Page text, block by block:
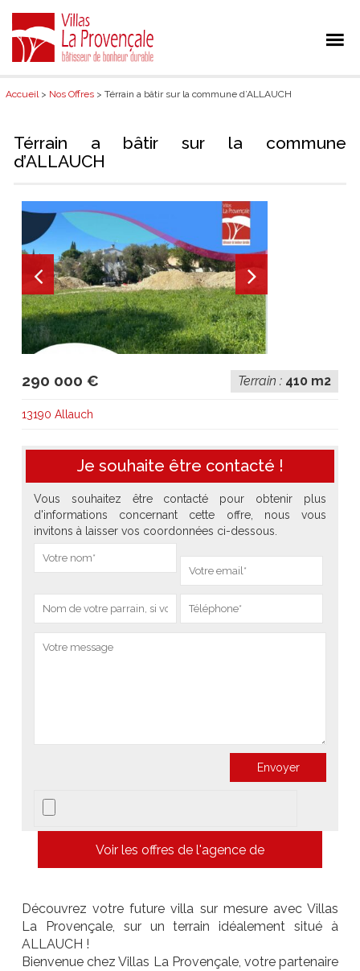
Accueil> Nos Offres > Térrain a bâtir sur la commune d’ALLAUCH
Térrain a bâtir sur la commune
d’ALLAUCH
290 000 € Terrain : 410 m2
13190 Allauch
Je souhaite être contacté !
Vous souhaitez être contacté pour obtenir plus
d'informations concernant cette offre, nous vous
invitons à laisser vos coordonnées ci-dessous.
Voir les offres de l'agence de
Découvrez votre future villa sur mesure avec Villas
La Provençale, sur un terrain idéalement situé à
ALLAUCH !
Bienvenue chez Villas La Provençale, votre partenaire